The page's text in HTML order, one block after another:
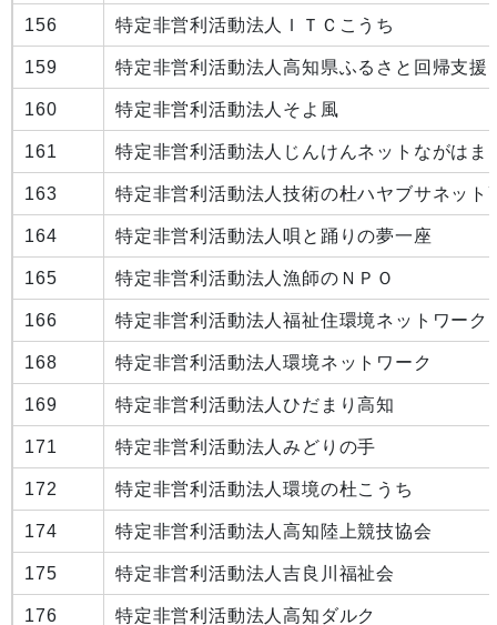
156 特定非営利活動法人ＩＴＣこうち
159 特定非営利活動法人高知県ふるさと回帰支援
160 特定非営利活動法人そよ風
161 特定非営利活動法人じんけんネットながはま
163 特定非営利活動法人技術の杜ハヤブサネット
164 特定非営利活動法人唄と踊りの夢一座
165 特定非営利活動法人漁師のＮＰＯ
166 特定非営利活動法人福祉住環境ネットワーク
168 特定非営利活動法人環境ネットワーク
169 特定非営利活動法人ひだまり高知
171 特定非営利活動法人みどりの手
172 特定非営利活動法人環境の杜こうち
174 特定非営利活動法人高知陸上競技協会
175 特定非営利活動法人吉良川福祉会
176 特定非営利活動法人高知ダルク